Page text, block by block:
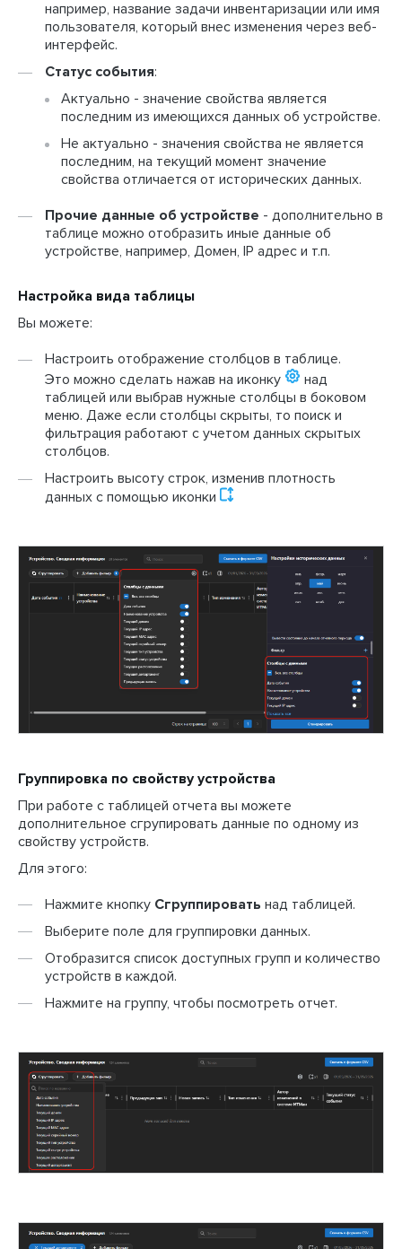
например, название задачи инвентаризации или имя
пользователя, который внес изменения через веб-
интерфейс.
Статус события:
Актуально - значение свойства является
последним из имеющихся данных об устройстве.
Не актуально - значения свойства не является
последним, на текущий момент значение
свойства отличается от исторических данных.
Прочие данные об устройстве - дополнительно в
таблице можно отобразить иные данные об
устройстве, например, Домен, IP адрес и т.п.
Настройка вида таблицы
Вы можете:
Настроить отображение столбцов в таблице.
Это можно сделать нажав на иконку
над
таблицей или выбрав нужные столбцы в боковом
меню. Даже если столбцы скрыты, то поиск и
фильтрация работают с учетом данных скрытых
столбцов.
Настроить высоту строк, изменив плотность
данных с помощью иконки
Группировка по свойству устройства
При работе с таблицей отчета вы можете
дополнительное сгрупировать данные по одному из
свойству устройств.
Для этого:
Нажмите кнопку Сгруппировать над таблицей.
Выберите поле для группировки данных.
Отобразится список доступных групп и количество
устройств в каждой.
Нажмите на группу, чтобы посмотреть отчет.